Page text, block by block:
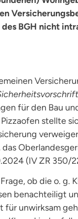
BGH nicht
für den Bau
stellte
(IV ZR 350/
ob die o. g.
benachteiligt
unwirksam